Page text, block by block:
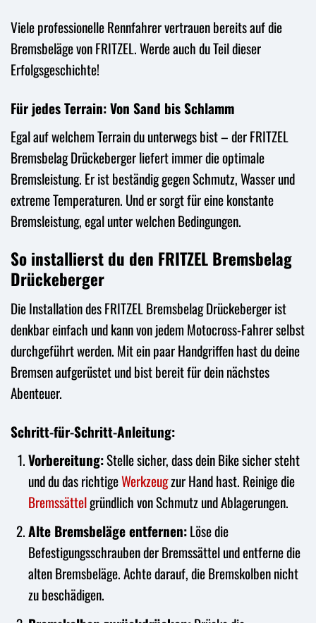
Viele professionelle Rennfahrer vertrauen bereits auf die
Bremsbeläge von FRITZEL. Werde auch du Teil dieser
Erfolgsgeschichte!
Für jedes Terrain: Von Sand bis Schlamm
Egal auf welchem Terrain du unterwegs bist – der FRITZEL
Bremsbelag Drückeberger liefert immer die optimale
Bremsleistung. Er ist beständig gegen Schmutz, Wasser und
extreme Temperaturen. Und er sorgt für eine konstante
Bremsleistung, egal unter welchen Bedingungen.
So installierst du den FRITZEL Bremsbelag
Drückeberger
Die Installation des FRITZEL Bremsbelag Drückeberger ist
denkbar einfach und kann von jedem Motocross-Fahrer selbst
durchgeführt werden. Mit ein paar Handgriffen hast du deine
Bremsen aufgerüstet und bist bereit für dein nächstes
Abenteuer.
Schritt-für-Schritt-Anleitung:
Vorbereitung:Stelle sicher, dass dein Bike sicher steht
und du das richtigeWerkzeugzur Hand hast. Reinige die
Bremssättelgründlich von Schmutz und Ablagerungen.
Alte Bremsbeläge entfernen:Löse die
Befestigungsschrauben der Bremssättel und entferne die
alten Bremsbeläge. Achte darauf, die Bremskolben nicht
zu beschädigen.